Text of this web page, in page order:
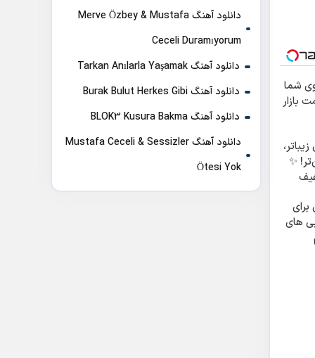
شما
بازار
✨
های
دانلود آهنگ Merve Özbey & Mustafa
Ceceli Duramıyorum
دانلود آهنگ Tarkan Anılarla Yaşamak
دانلود آهنگ Burak Bulut Herkes Gibi
دانلود آهنگ BLOK3 Kusura Bakma
دانلود آهنگ Mustafa Ceceli & Sessizler
Ötesi Yok